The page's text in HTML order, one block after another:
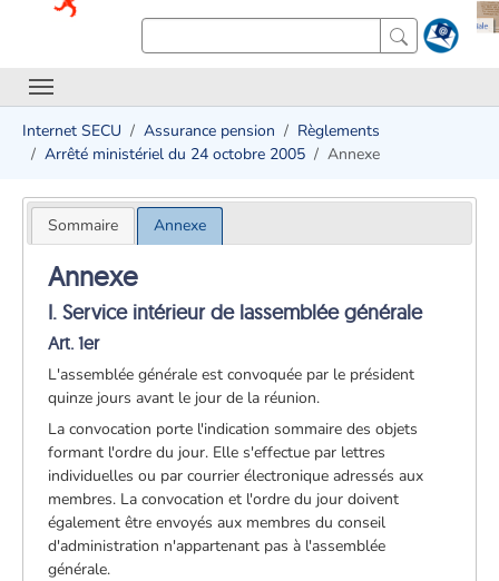
Internet SECU Assurance pension
Règlements
Arrêté ministériel du 24 octobre 2005
Annexe
Sommaire Annexe
Annexe
I. Service intérieur de lassemblée générale
Art. 1er
L'assemblée générale est convoquée par le président
quinze jours avant le jour de la réunion.
La convocation porte l'indication sommaire des objets
formant l'ordre du jour. Elle s'effectue par lettres
individuelles ou par courrier électronique adressés aux
membres. La convocation et l'ordre du jour doivent
également être envoyés aux membres du conseil
d'administration n'appartenant pas à l'assemblée
générale.